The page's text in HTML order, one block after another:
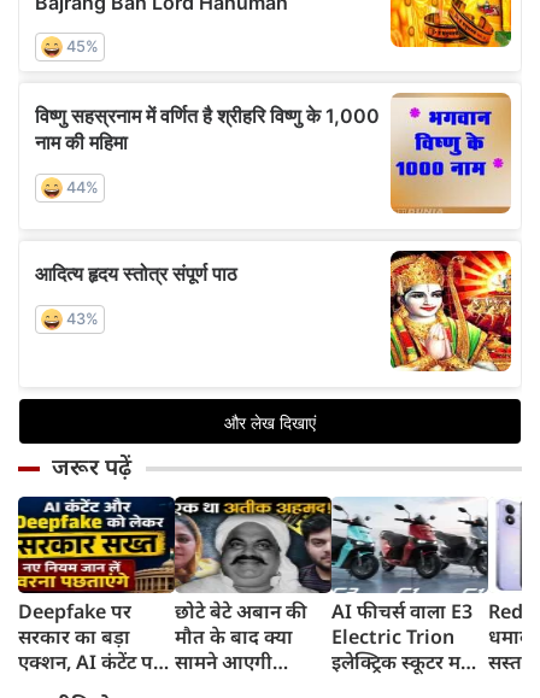
जरूर पढ़ें
Deepfake पर
सरकार का बड़ा
एक्शन, AI कंटेंट पर
छोटे बेटे अबान की
मौत के बाद क्या
सामने आएगी
AI फीचर्स वाला E3
Electric Trion
इलेक्ट्रिक स्कूटर मचा सस्ता